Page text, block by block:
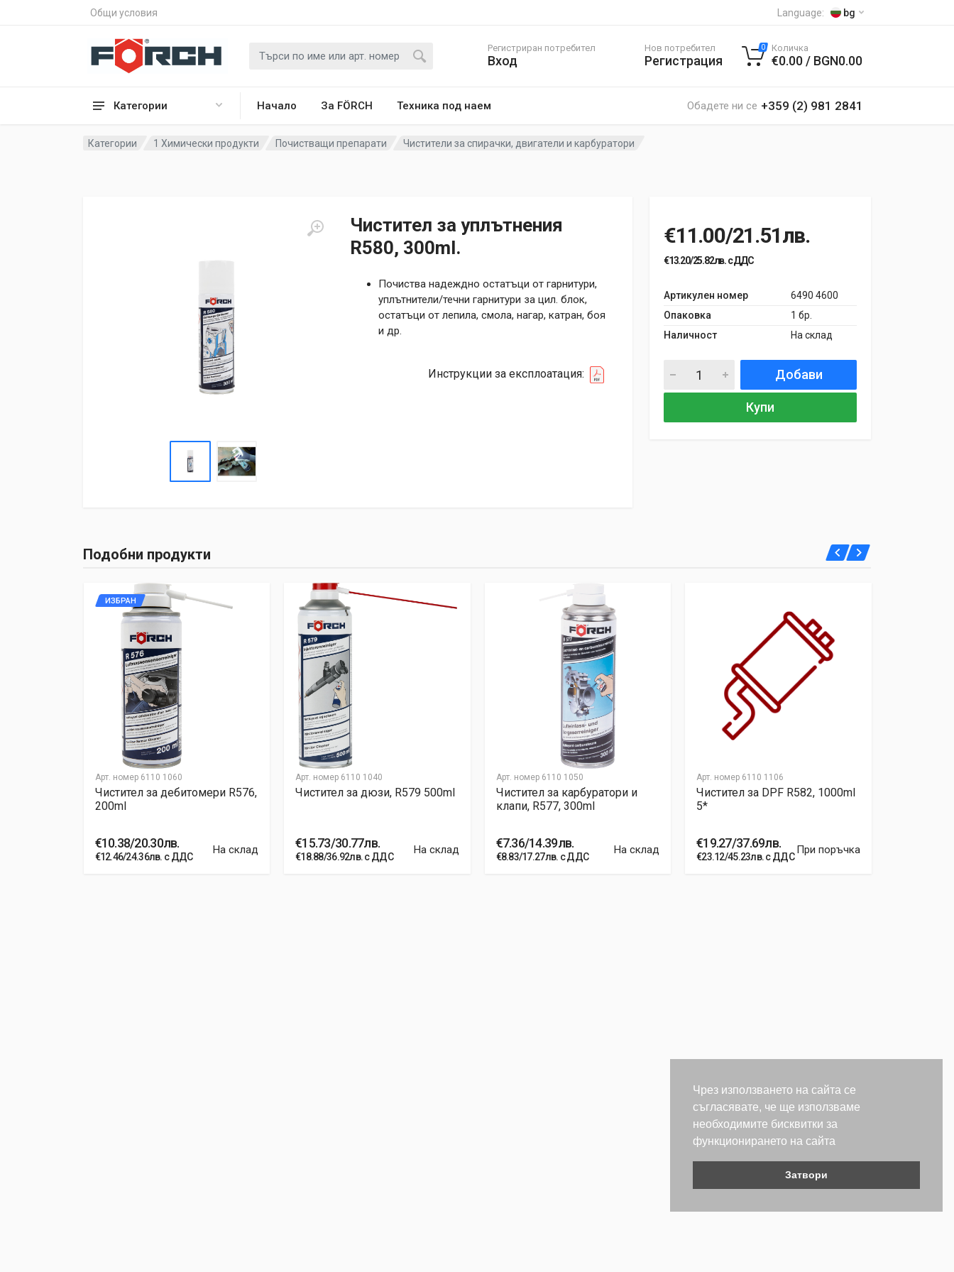
Чрез използването на сайта се
съгласявате, че ще използваме
необходимите бисквитки за
функционирането на сайта
Затвори
Общи условия Language: bg
Категории Начало За FÖRCH Техника под наем Обадете ни се +359 (2) 981 2841
Регистриран потребител
Вход
Нов потребител
Регистрация
0 Количка
€0.00 / BGN0.00
Категории 1 Химически продукти Почистващи препарати Чистители за спирачки, двигатели и карбуратори
Чистител за уплътнения
R580, 300ml.
Почиства надеждно остатъци от гарнитури,
уплътнители/течни гарнитури за цил. блок,
остатъци от лепила, смола, нагар, катран, боя
и др.
Инструкции за експлоатация:
€11.00/21.51лв.
€13.20/25.82лв. с ДДС
Артикулен номер
6490 4600
Опаковка
1 бр.
Наличност
На склад
Добави
Купи
Подобни продукти
Арт. номер6110 1060
ИЗБРАН
Чистител за дебитомери R576,
200ml
€10.38/20.30лв.
€12.46/24.36лв. с ДДС
На склад
Арт. номер 6110 1040
Чистител за дюзи, R579 500ml
€15.73/30.77лв.
€18.88/36.92лв. с ДДС
На склад
Арт. номер6110 1050
Чистител за карбуратори и
клапи, R577, 300ml
€7.36/14.39лв.
€8.83/17.27лв. с ДДС
На склад
Арт. номер 6110 1106
Чистител за DPF R582, 1000ml
5*
€19.27/37.69лв.
€23.12/45.23лв. с ДДС
При поръчка